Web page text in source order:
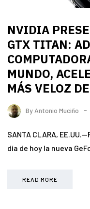
NVIDIA
GTX TITAN:
MUNDO,
MÁS VELOZ
By Antonio Muciño
SANTA CLARA,
día de hoy la nueva
READ MORE